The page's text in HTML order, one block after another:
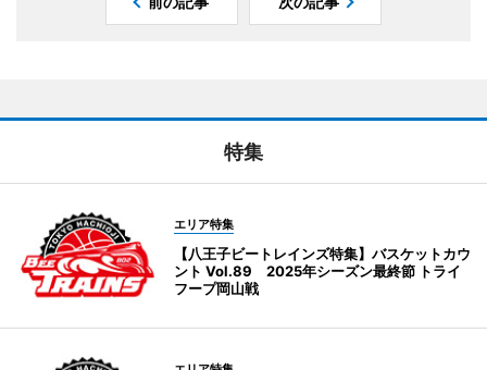
特集
エリア特集
【八王子ビートレインズ特集】バスケットカウ
ント Vol.89 2025年シーズン最終節 トライ
フープ岡山戦